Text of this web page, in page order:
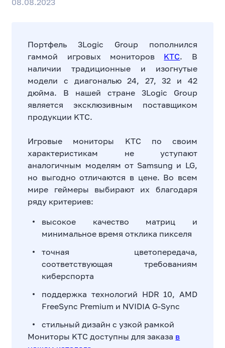
08.08.2023
Портфель 3Logic Group пополнился
гаммой игровых мониторов KTC. В
наличии традиционные и изогнутые
модели с диагональю 24, 27, 32 и 42
дюйма. В нашей стране 3Logic Group
является эксклюзивным поставщиком
продукции KTC.
Игровые мониторы KTC по своим
характеристикам не уступают
аналогичным моделям от Samsung и LG,
но выгодно отличаются в цене. Во всем
мире геймеры выбирают их благодаря
ряду критериев:
высокое качество матриц и
минимальное время отклика пикселя
точная цветопередача,
соответствующая требованиям
киберспорта
поддержка технологий HDR 10, AMD
FreeSync Premium и NVIDIA G-Sync
стильный дизайн с узкой рамкой
Мониторы KTC доступны для заказа в